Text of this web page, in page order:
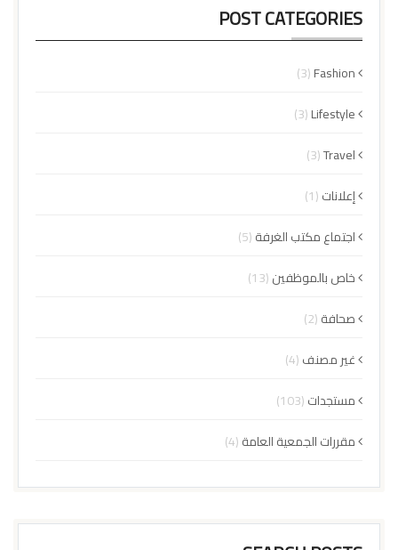
POST CATEGORIES
Fashion
(3)
Lifestyle
(3)
Travel
(3)
إعلانات(1)
اجتماع مكتب الغرفة(5)
خاص بالموظفين(13)
صحافة(2)
غير مصنف(4)
مستجدات(103)
مقررات الجمعية العامة(4)